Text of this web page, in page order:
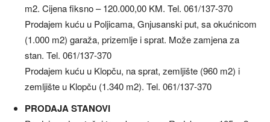
m2. Cijena fiksno – 120.000,00 KM. Tel. 061/137-370
Prodajem kuću u Poljicama, Gnjusanski put, sa okućnicom
(1.000 m2) garaža, prizemlje i sprat. Može zamjena za
stan. Tel. 061/137-370
Prodajem kuću u Klopču, na sprat, zemljište (960 m2) i
zemljište u Klopču (1.340 m2). Tel. 061/137-370
PRODAJA STANOVI